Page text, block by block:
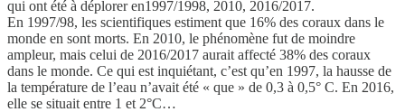
qui ont été à déplorer en1997/1998, 2010, 2016/2017.
En 1997/98, les scientifiques estiment que 16% des coraux dans le
monde en sont morts. En 2010, le phénomène fut de moindre
ampleur, mais celui de 2016/2017 aurait affecté 38% des coraux
dans le monde. Ce qui est inquiétant, c’est qu’en 1997, la hausse de
la température de l’eau n’avait été « que » de 0,3 à 0,5° C. En 2016,
elle se situait entre 1 et 2°C…